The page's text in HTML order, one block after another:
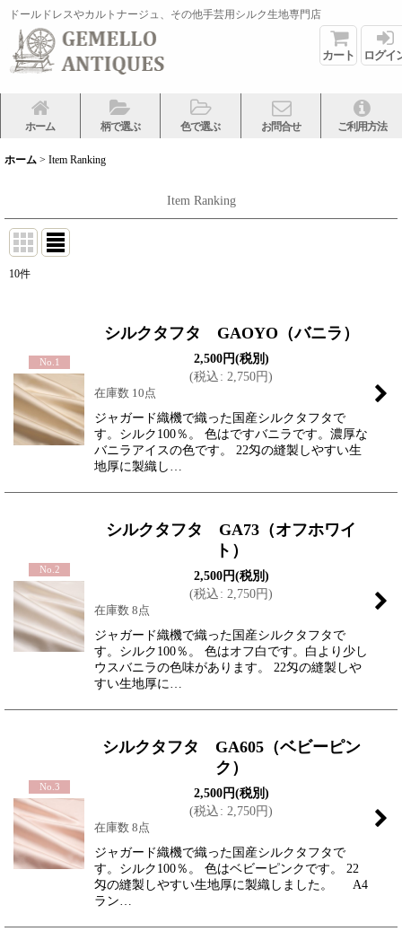
ドールドレスやカルトナージュ、その他手芸用シルク生地専門店
カート ログイ
ホーム 柄で選ぶ 色で選ぶ お問合せ ご利用方法
ホーム > Item Ranking
Item Ranking
10件
No.1
シルクタフタ GAOYO（バニラ）
2,500円(税別)
(税込: 2,750円)
在庫数 10点
ジャガード織機で織った国産シルクタフタで
す。シルク100％。 色はですバニラです。濃厚な
バニラアイスの色です。 22匁の縫製しやすい生
地厚に製織し…
No.2
シルクタフタ GA73（オフホワイ
ト）
2,500円(税別)
(税込: 2,750円)
在庫数 8点
ジャガード織機で織った国産シルクタフタで
す。シルク100％。 色はオフ白です。白より少し
ウスバニラの色味があります。 22匁の縫製しや
すい生地厚に…
No.3
シルクタフタ GA605（ベビーピン
ク）
2,500円(税別)
(税込: 2,750円)
在庫数 8点
ジャガード織機で織った国産シルクタフタで
す。シルク100％。 色はベビーピンクです。 22
匁の縫製しやすい生地厚に製織しました。 A4
ラン…